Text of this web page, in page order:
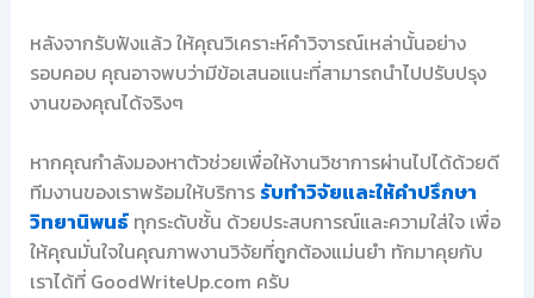
หลังจากรับฟังแล้ว ให้คุณวิเคราะห์คำวิจารณ์เหล่านั้นอย่าง
รอบคอบ คุณอาจพบว่ามีข้อเสนอแนะที่สามารถนำไปปรับปรุง
งานของคุณได้จริงๆ
หากคุณกำลังมองหาตัวช่วยเพื่อให้งานวิชาการผ่านไปได้ด้วยดี
ทีมงานของเราพร้อมให้บริการ รับทำวิจัยและให้คำปรึกษา
วิทยานิพนธ์ทุกระดับชั้น ด้วยประสบการณ์และความใส่ใจ เพื่อ
ให้คุณมั่นใจในคุณภาพงานวิจัยที่ถูกต้องแม่นยำ ทักมาคุยกับ
เราได้ที่ GoodWriteUp.com ครับ